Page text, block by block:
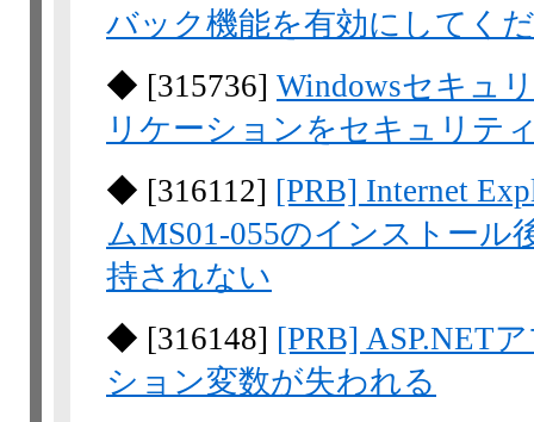
バック機能を有効にしてく
◆ [315736] Windowsセキュ
リケーションをセキュリテ
◆ [316112] [PRB] Internet
ムMS01-055のインストール
持されない
◆ [316148] [PRB] ASP.NET
ション変数が失われる